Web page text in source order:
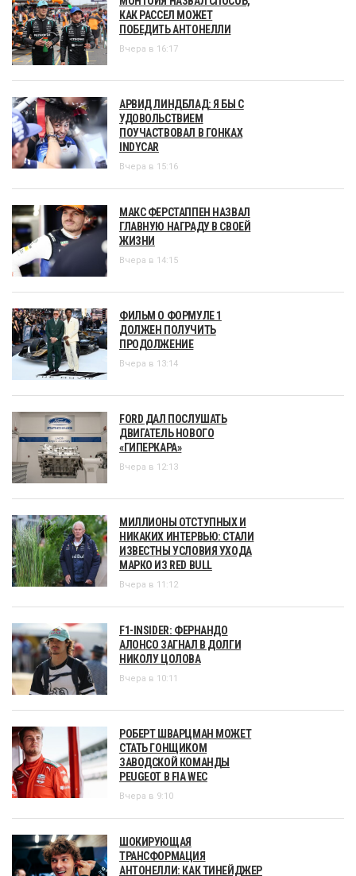
КАК РАССЕЛ МОЖЕТ
ПОБЕДИТЬ АНТОНЕЛЛИ
Вчера в 16:17
АРВИД ЛИНДБЛАД: Я БЫ С
УДОВОЛЬСТВИЕМ
ПОУЧАСТВОВАЛ В ГОНКАХ
INDYCAR
Вчера в 15:16
МАКС ФЕРСТАППЕН НАЗВАЛ
ГЛАВНУЮ НАГРАДУ В СВОЕЙ
ЖИЗНИ
Вчера в 14:15
ФИЛЬМ О ФОРМУЛЕ 1
ДОЛЖЕН ПОЛУЧИТЬ
ПРОДОЛЖЕНИЕ
Вчера в 13:14
FORD ДАЛ ПОСЛУШАТЬ
ДВИГАТЕЛЬ НОВОГО
«ГИПЕРКАРА»
Вчера в 12:13
МИЛЛИОНЫ ОТСТУПНЫХ И
НИКАКИХ ИНТЕРВЬЮ: СТАЛИ
ИЗВЕСТНЫ УСЛОВИЯ УХОДА
МАРКО ИЗ RED BULL
Вчера в 11:12
F1-INSIDER: ФЕРНАНДО
АЛОНСО ЗАГНАЛ В ДОЛГИ
НИКОЛУ ЦОЛОВА
Вчера в 10:11
РОБЕРТ ШВАРЦМАН МОЖЕТ
СТАТЬ ГОНЩИКОМ
ЗАВОДСКОЙ КОМАНДЫ
PEUGEOT В FIA WEC
Вчера в 9:10
ШОКИРУЮЩАЯ
ТРАНСФОРМАЦИЯ
АНТОНЕЛЛИ: КАК ТИНЕЙДЖЕР